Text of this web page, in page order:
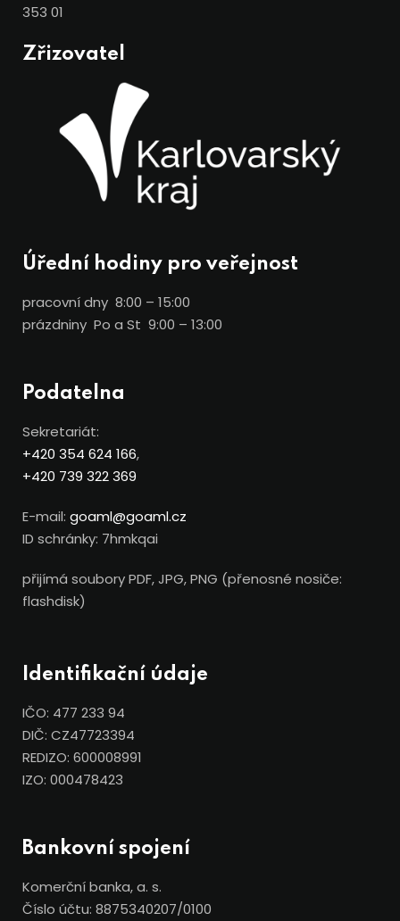
353 01
Zřizovatel
Úřední hodiny pro veřejnost
pracovní dny 8:00 – 15:00
prázdniny Po a St 9:00 – 13:00
Podatelna
Sekretariát:
+420 354 624 166,
+420 739 322 369
E-mail: goaml@goaml.cz
ID schránky: 7hmkqai
přijímá soubory PDF, JPG, PNG (přenosné nosiče:
flashdisk)
Identifikační údaje
IČO: 477 233 94
DIČ: CZ47723394
REDIZO: 600008991
IZO: 000478423
Bankovní spojení
Komerční banka, a. s.
Číslo účtu: 8875340207/0100